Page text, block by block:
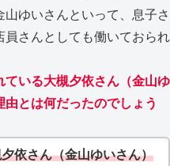
ゆいさんといって、息子さ
員さんとしても働いておられ
いる大槻夕依さん（金山ゆ
とは何だったのでしょう
依さん（金山ゆいさん）